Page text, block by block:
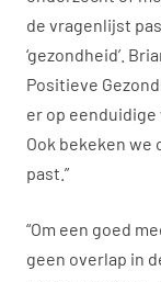
de vragenlijst
‘gezondheid’.
Positieve
er op
Ook bekeken we
past.”
“Om een goed
geen overlap in